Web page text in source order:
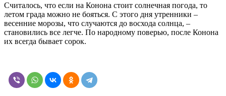
Считалось, что если на Конона стоит солнечная погода, то
летом града можно не бояться. С этого дня утренники –
весенние морозы, что случаются до восхода солнца, –
становились все легче. По народному поверью, после Конона
их всегда бывает сорок.